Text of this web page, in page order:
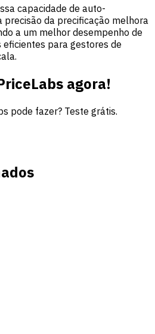
capacidade de auto-
precisão da precificação melhora
a um melhor desempenho de
para gestores de
agora!
pode fazer? Teste grátis.